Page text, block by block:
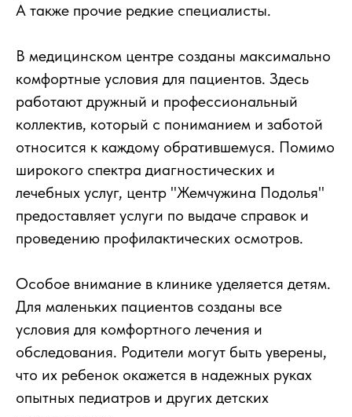
А также прочие редкие специалисты.
В медицинском центре созданы максимально
комфортные условия для пациентов. Здесь
работают дружный и профессиональный
коллектив, который с пониманием и заботой
относится к каждому обратившемуся. Помимо
широкого спектра диагностических и
лечебных услуг, центр "Жемчужина Подолья"
предоставляет услуги по выдаче справок и
проведению профилактических осмотров.
Особое внимание в клинике уделяется детям.
Для маленьких пациентов созданы все
условия для комфортного лечения и
обследования. Родители могут быть уверены,
что их ребенок окажется в надежных руках
опытных педиатров и других детских